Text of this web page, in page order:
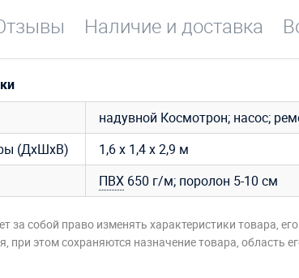
Наличие и доставка
надувной Космотрон; насос;
(ДхШхВ)
1,6 х 1,4 х 2,9 м
ПВХ 650 г/м; поролон 5-10 см
за собой право изменять характеристики товара,
при этом сохраняются назначение товара, область